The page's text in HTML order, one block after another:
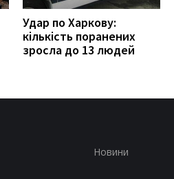
Удар по Харкову:
кількість поранених
зросла до 13 людей
Новини